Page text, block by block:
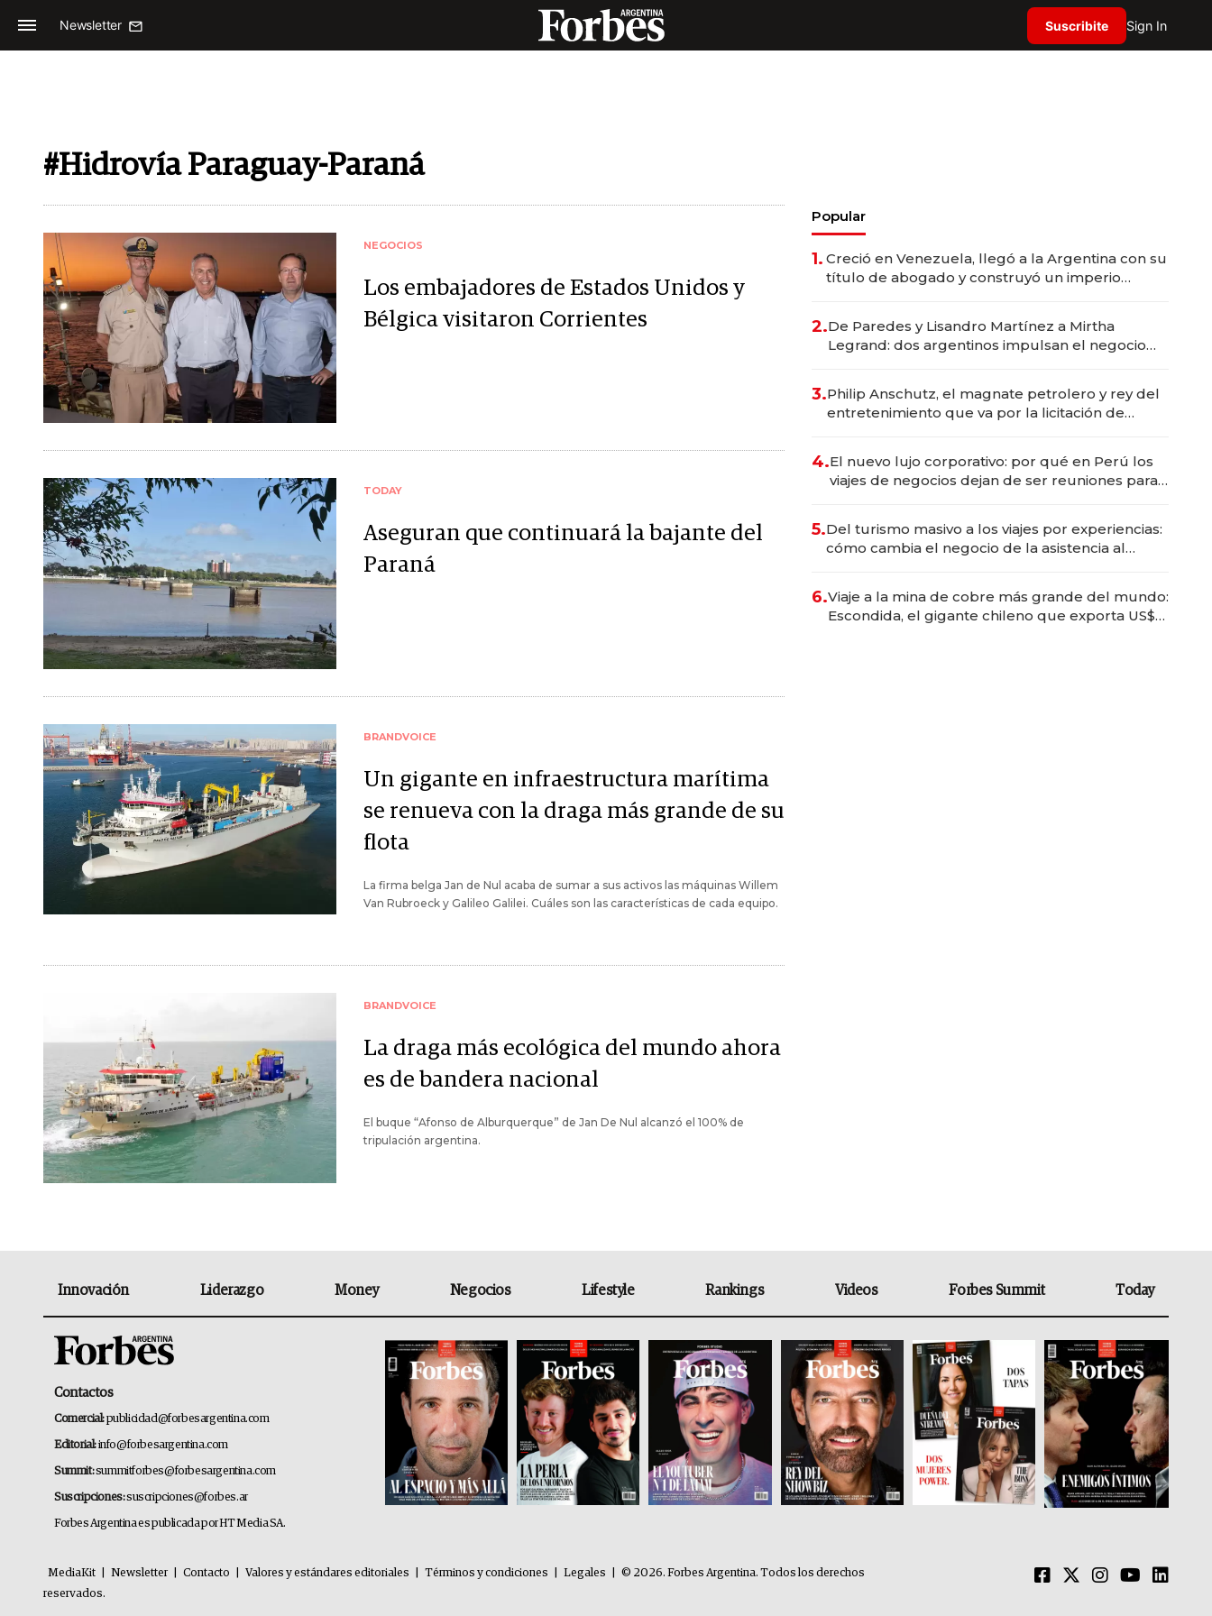
Newsletter Suscribite Sign In
#Hidrovía Paraguay-Paraná
NEGOCIOS
Los embajadores de Estados Unidos y
Bélgica visitaron Corrientes
TODAY
Aseguran que continuará la bajante del
Paraná
BRANDVOICE
Un gigante en infraestructura marítima
se renueva con la draga más grande de su
flota
La firma belga Jan de Nul acaba de sumar a sus activos las máquinas Willem
Van Rubroeck y Galileo Galilei. Cuáles son las características de cada equipo.
BRANDVOICE
La draga más ecológica del mundo ahora
es de bandera nacional
El buque “Afonso de Alburquerque” de Jan De Nul alcanzó el 100% de
tripulación argentina.
Popular
1. Creció en Venezuela, llegó a la Argentina con su
título de abogado y construyó un imperio
2.De Paredes y Lisandro Martínez a Mirtha
Legrand: dos argentinos impulsan el negocio
3.Philip Anschutz, el magnate petrolero y rey del
entretenimiento que va por la licitación de
4.El nuevo lujo corporativo: por qué en Perú los
viajes de negocios dejan de ser reuniones para
5.Del turismo masivo a los viajes por experiencias:
cómo cambia el negocio de la asistencia al
6.Viaje a la mina de cobre más grande del mundo:
Escondida, el gigante chileno que exporta US$
Innovación Liderazgo Money Negocios Lifestyle Rankings Videos Forbes Summit Today
Contactos
Comercial:publicidad@forbesargentina.com
Editorial:info@forbesargentina.com
Summit:summitforbes@forbesargentina.com
Suscripciones:suscripciones@forbes.ar
Forbes Argentina es publicada por HT Media SA.
MediaKit Newsletter Contacto Valores y estándares editoriales Términos y condiciones Legales
© 2026. Forbes Argentina. Todos los derechos
reservados.